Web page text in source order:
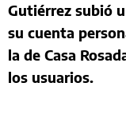
Gutiérrez subió
su cuenta
la de Casa
los usuarios.